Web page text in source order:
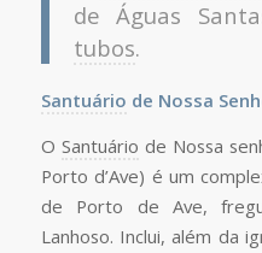
de Águas
tubos.
Santuário de Nossa
O Santuário de Nossa
Porto d’Ave) é um
de Porto de Ave,
Lanhoso. Inclui, além da